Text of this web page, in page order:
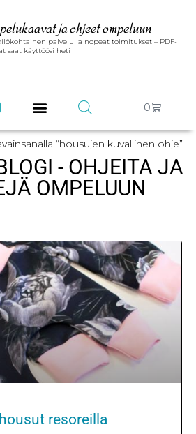
ja ohjeet ompeluun
palvelu ja nopeat toimitukset – PDF-
saat käyttöösi heti
0
“housujen kuvallinen ohje”
- OHJEITA JA
OMPELUUN
resoreilla